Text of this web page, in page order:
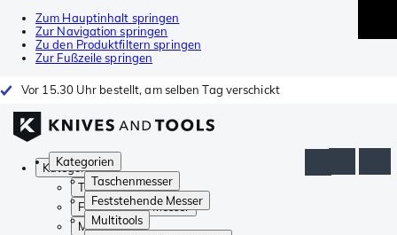
Zum Hauptinhalt springen
Zur Navigation springen
Zu den Produktfiltern springen
Zur Fußzeile springen
Vor 15.30 Uhr bestellt, am selben Tag verschickt
Kategorien
Taschenmesser
Feststehende Messer
Multitools
Kategorien
Taschenmesser
Feststehende Messer
Multitools